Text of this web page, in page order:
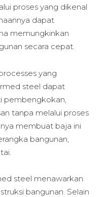
proses yang dikenal
dapat
memungkinkan
secara cepat.
yang
steel dapat
pembengkokan,
tanpa melalui proses
membuat baja ini
bangunan,
steel menawarkan
bangunan. Selain